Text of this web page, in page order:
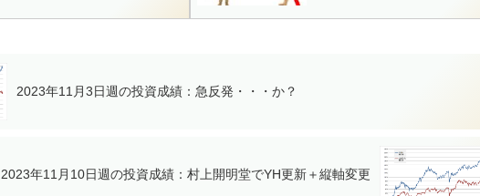
2023年11月3日週の投資成績：急反発・・・か？
2023年11月10日週の投資成績：村上開明堂でYH更新＋縦軸変更